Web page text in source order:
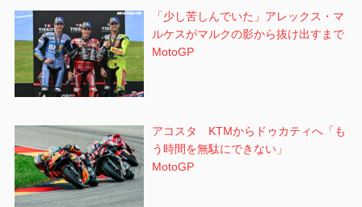
「少し苦しんでいた」アレックス・マ
ルケスがマルクの影から抜け出すまで
MotoGP
アコスタ KTMからドゥカティへ「も
う時間を無駄にできない」
MotoGP